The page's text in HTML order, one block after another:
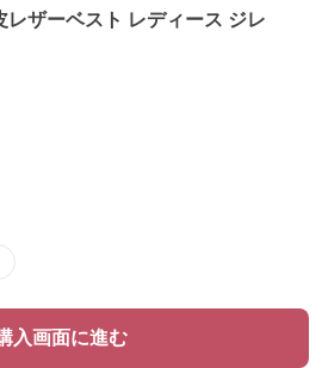
レザーベスト レディース ジレ
入画面に進む